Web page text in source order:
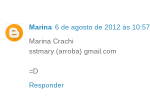
Marina 6 de agosto de 2012 às 10:57
Marina Crachi
sstmary (arroba) gmail.com
=D
Responder